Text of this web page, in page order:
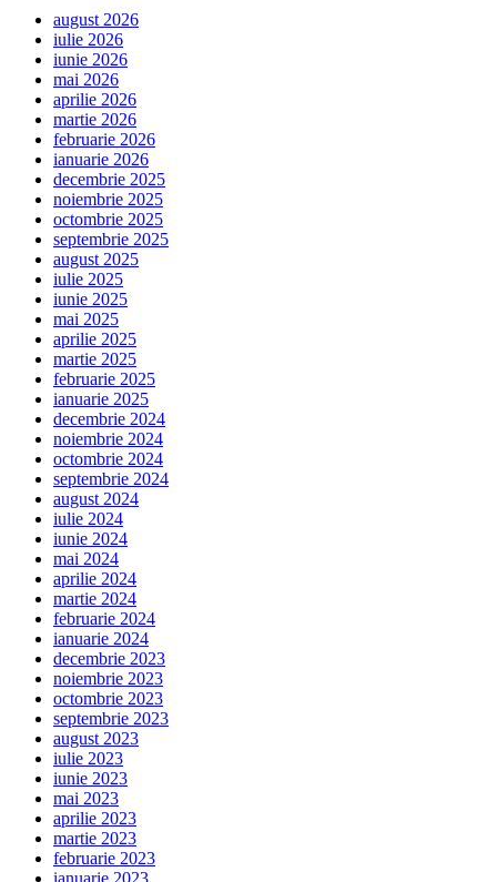
august 2026
iulie 2026
iunie 2026
mai 2026
aprilie 2026
martie 2026
februarie 2026
ianuarie 2026
decembrie 2025
noiembrie 2025
octombrie 2025
septembrie 2025
august 2025
iulie 2025
iunie 2025
mai 2025
aprilie 2025
martie 2025
februarie 2025
ianuarie 2025
decembrie 2024
noiembrie 2024
octombrie 2024
septembrie 2024
august 2024
iulie 2024
iunie 2024
mai 2024
aprilie 2024
martie 2024
februarie 2024
ianuarie 2024
decembrie 2023
noiembrie 2023
octombrie 2023
septembrie 2023
august 2023
iulie 2023
iunie 2023
mai 2023
aprilie 2023
martie 2023
februarie 2023
ianuarie 2023